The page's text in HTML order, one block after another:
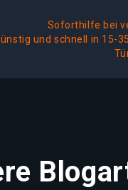
Soforthilfe bei
und schnell in 15-